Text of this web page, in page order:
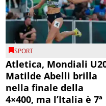
SPORT
Atletica, Mondiali
Matilde Abelli brilla
nella finale della
4×400, ma l’Italia è 7ª